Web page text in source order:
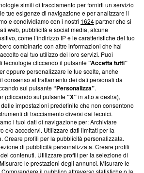
informazioni trasparenti su Blasting
editoriali e su come ci impegniamo a
Inoltre, afferma la nostra aderenza a
with Integrity’Blasting News non è
ma ha richiesto di farne
ha ancora effettuato una verifica di
simili di tracciamento per fornirti un servizio
tue esigenze di navigazione e per analizzare il
e condividiamo con i nostri 1624partner che si
web, pubblicità e social media, alcune
come l’indirizzo IP e le caratteristiche del tuo
combinarle con altre informazioni che hai
dal tuo utilizzo dei loro servizi. Puoi
tecnologie cliccando il pulsante“Accetta tutti”
oppure personalizzare le tue scelte, anche
consenso al trattamento dei dati personali da
sul pulsante“Personalizza”.
(cliccando sul pulsante“X”in alto a destra),
impostazioni predefinite che non consentono
di tracciamento diversi dai tecnici.
i tuoi dati di navigazione per: Archiviare
e/o accedervi. Utilizzare dati limitati per la
Creare profili per la pubblicità personalizzata.
di pubblicità personalizzata. Creare profili
contenuti. Utilizzare profili per la selezione di
le prestazioni degli annunci. Misurare le
il pubblico attraverso statistiche o la